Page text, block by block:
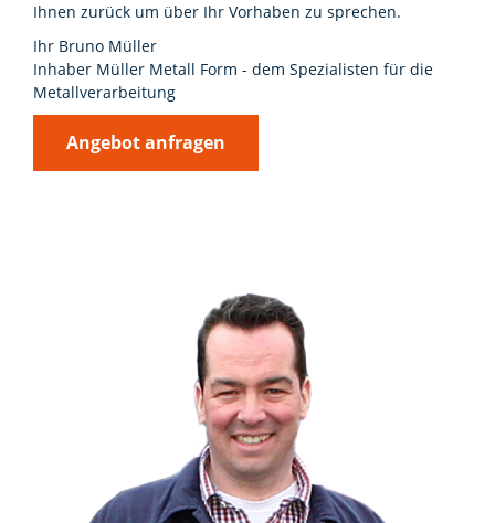
Ihnen zurück um über Ihr Vorhaben zu sprechen.
Ihr Bruno Müller
Inhaber Müller Metall Form - dem Spezialisten für die
Metallverarbeitung
Angebot anfragen